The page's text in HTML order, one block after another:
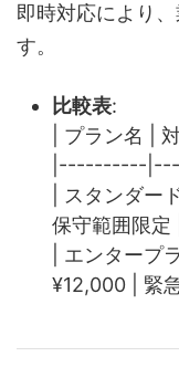
即時対応により
す。
比較表:
| プラン名 |
|----------
| スタンダー
保守範囲限定 |
| エンタープ
¥12,000 | 緊